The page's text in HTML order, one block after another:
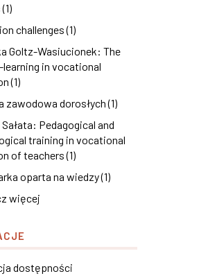
challenges (1)
Goltz-Wasiucionek: The
learning in vocational
(1)
zawodowa dorosłych (1)
Pedagogical and
training in vocational
of teachers (1)
oparta na wiedzy (1)
więcej
dostępności